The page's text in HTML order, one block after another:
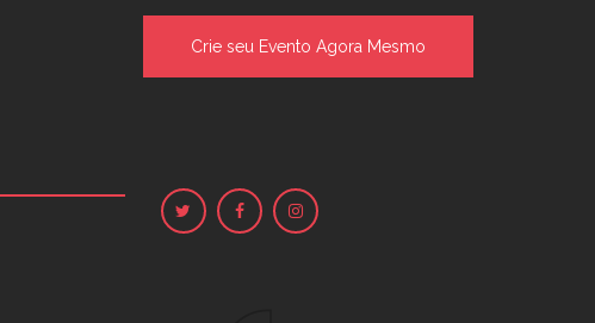
Crie seu Evento Agora Mesmo